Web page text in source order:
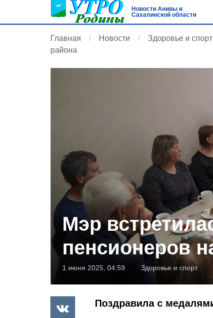
Новости Анивы и
Сахалинской области
Главная Новости Здоровье и спорт
района
Мэр
пенсионеров
1 июня 2025, 04:59 Здоровье и спорт
Поздравила с